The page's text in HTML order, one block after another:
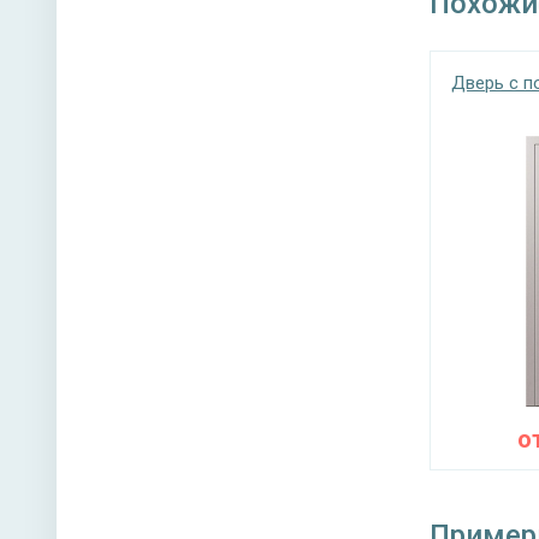
Нижний
Дверь с